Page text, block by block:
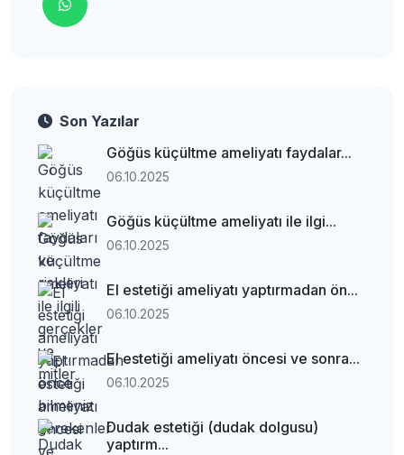
Son Yazılar
Göğüs küçültme ameliyatı faydalar...
06.10.2025
Göğüs küçültme ameliyatı ile ilgi...
06.10.2025
El estetiği ameliyatı yaptırmadan ön...
06.10.2025
El estetiği ameliyatı öncesi ve sonra...
06.10.2025
Dudak estetiği (dudak dolgusu)
yaptırm...